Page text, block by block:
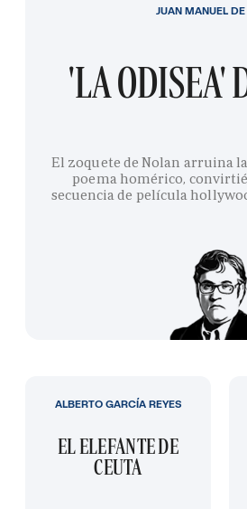
'LA ODISEA'
El zoquete de Nolan arruina
poema homérico,
secuencia de película
JUAN MANUEL
EL ELEFANTE DE
CEUTA
ALBERTO GARCÍA REYES